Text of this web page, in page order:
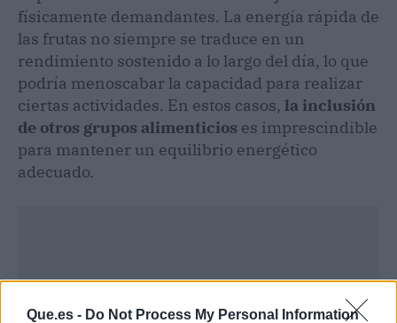
Que.es - Do Not Process My Personal Information
físicamente demandantes. La energía rápida de
las frutas no siempre se traduce en un
rendimiento sostenido a lo largo del día, lo que
podría menoscabar la capacidad para realizar
ciertas actividades. En estos casos, la inclusión
de otros grupos alimenticios es imprescindible
para mantener un equilibrio energético
adecuado.